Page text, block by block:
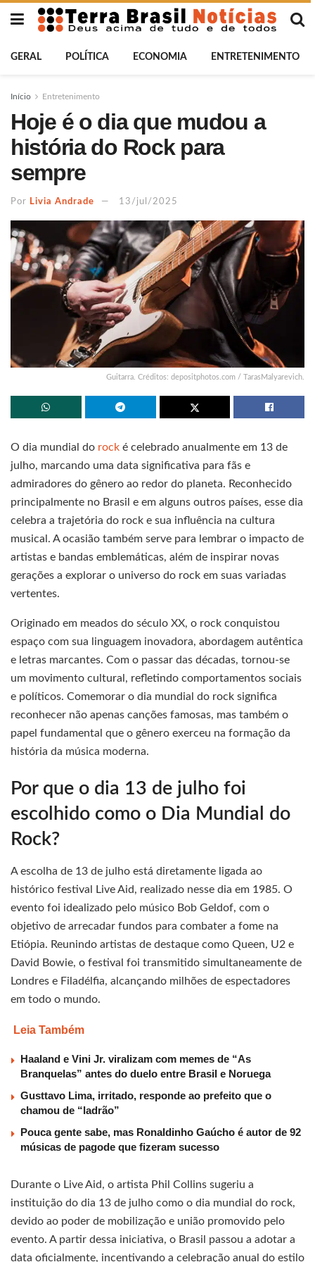
GERAL POLÍTICA ECONOMIA ENTRETENIMENTO
Início Entretenimento
Hoje é o dia que mudou a
história do Rock para
sempre
Por Livia Andrade 13/jul/2025
Guitarra. Créditos: depositphotos.com / TarasMalyarevich.
O dia mundial do rock é celebrado anualmente em 13 de
julho, marcando uma data significativa para fãs e
admiradores do gênero ao redor do planeta. Reconhecido
principalmente no Brasil e em alguns outros países, esse dia
celebra a trajetória do rock e sua influência na cultura
musical. A ocasião também serve para lembrar o impacto de
artistas e bandas emblemáticas, além de inspirar novas
gerações a explorar o universo do rock em suas variadas
vertentes.
Originado em meados do século XX, o rock conquistou
espaço com sua linguagem inovadora, abordagem autêntica
e letras marcantes. Com o passar das décadas, tornou-se
um movimento cultural, refletindo comportamentos sociais
e políticos. Comemorar o dia mundial do rock significa
reconhecer não apenas canções famosas, mas também o
papel fundamental que o gênero exerceu na formação da
história da música moderna.
Por que o dia 13 de julho foi
escolhido como o Dia Mundial do
Rock?
A escolha de 13 de julho está diretamente ligada ao
histórico festival Live Aid, realizado nesse dia em 1985. O
evento foi idealizado pelo músico Bob Geldof, com o
objetivo de arrecadar fundos para combater a fome na
Etiópia. Reunindo artistas de destaque como Queen, U2 e
David Bowie, o festival foi transmitido simultaneamente de
Londres e Filadélfia, alcançando milhões de espectadores
em todo o mundo.
Leia Também
Haaland e Vini Jr. viralizam com memes de “As
Branquelas” antes do duelo entre Brasil e Noruega
Gusttavo Lima, irritado, responde ao prefeito que o
chamou de “ladrão”
Pouca gente sabe, mas Ronaldinho Gaúcho é autor de 92
músicas de pagode que fizeram sucesso
Durante o Live Aid, o artista Phil Collins sugeriu a
instituição do dia 13 de julho como o dia mundial do rock,
devido ao poder de mobilização e união promovido pelo
evento. A partir dessa iniciativa, o Brasil passou a adotar a
data oficialmente, incentivando a celebração anual do estilo